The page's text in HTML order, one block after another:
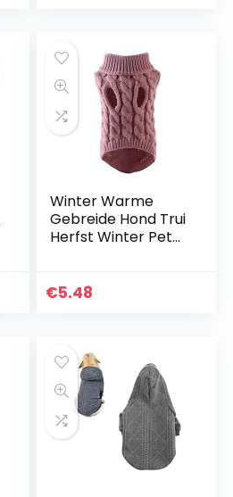
Winter Warme
Gebreide Hond Trui
Herfst Winter Pet
Comfortabele
€5.48